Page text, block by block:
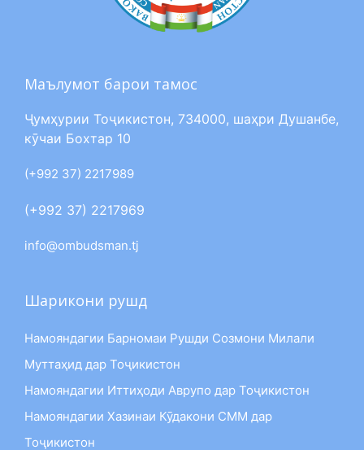
Маълумот барои тамос
Ҷумҳурии Тоҷикистон, 734000, шаҳри Душанбе,
кӯчаи Бохтар 10
(+992 37) 2217989
(+992 37) 2217969
info@ombudsman.tj
Шарикони рушд
Намояндагии Барномаи Рушди Созмони Милали
Муттаҳид дар Тоҷикистон
Намояндагии Иттиҳоди Аврупо дар Тоҷикистон
Намояндагии Хазинаи Кӯдакони СММ дар
Тоҷикистон